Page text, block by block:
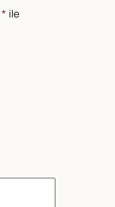
* ile